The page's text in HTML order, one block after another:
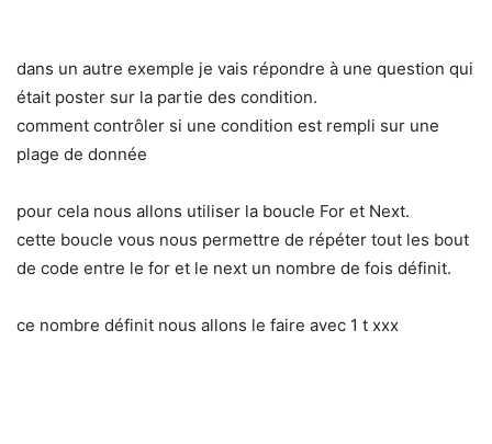
dans un autre exemple je vais répondre à une question qui
était poster sur la partie des condition.
comment contrôler si une condition est rempli sur une
plage de donnée
pour cela nous allons utiliser la boucle For et Next.
cette boucle vous nous permettre de répéter tout les bout
de code entre le for et le next un nombre de fois définit.
ce nombre définit nous allons le faire avec 1 t xxx